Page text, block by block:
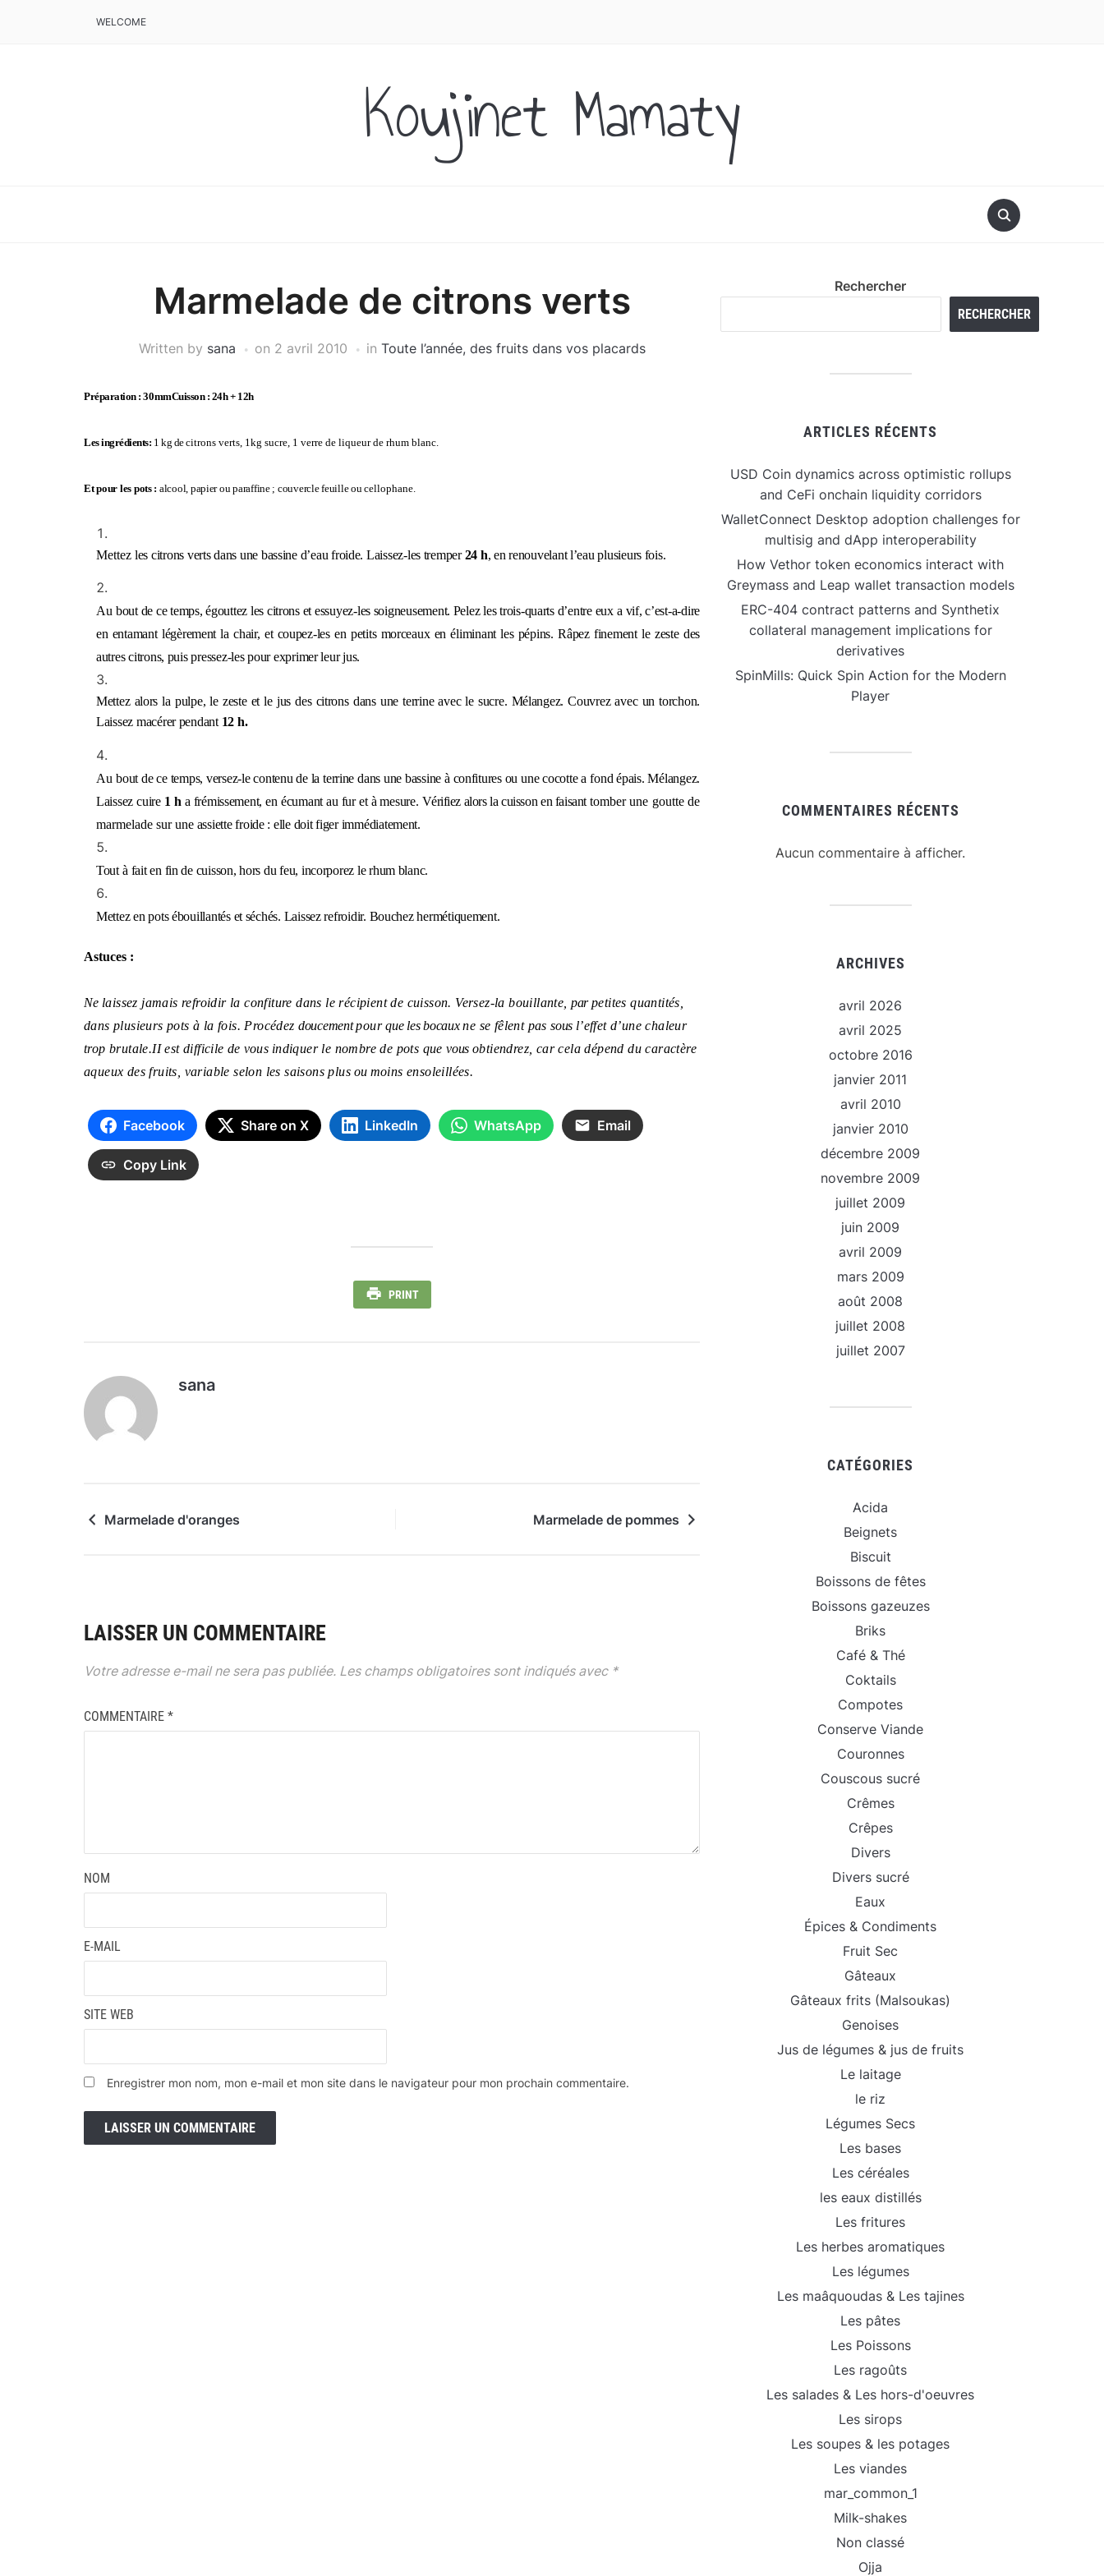
WELCOME
Koujinet Mamaty
Marmelade de citrons verts
Written by sana on 2 avril 2010 in Toute l’année, des fruits dans vos placards
Préparation : 30mmCuisson : 24h + 12h
Les ingrédients: 1 kg decitrons verts, 1kg sucre, 1 verre de liqueur de rhum blanc.
Et pour les pots : alcool, papier ou paraffine ; couvercle feuille ou cellophane.
Mettez les citrons verts dans une bassine d’eau froide. Laissez-les tremper24 h, en renouvelant l’eau plusieurs fois.
Aubout de ce temps, égouttez les citrons et essuyez-les soigneusement. Pelez les trois-quarts d’entre eux a vif, c’est-a-dire
en entamant légèrement la chair, et coupez-les en petits morceaux en éliminant les pépins. Râpez finement le zeste des
autres citrons, puis pressez-les pour exprimer leur jus.
Mettez alors la pulpe, le zeste et le jus des citrons dans une terrine avec le sucre. Mélangez. Couvrez avec un torchon.
Laissez macérer pendant 12h.
Aubout de ce temps, versez-le contenu de la terrine dans une bassine à confitures ou une cocotteafond épais. Mélangez.
Laissez cuire 1 h a frémissement, en écumant au fur et à mesure. Vérifiez alors la cuisson en faisant tomber une goutte de
marmelade sur une assiette froide : elle doit figer immédiatement.
Tout à fait en fin de cuisson, hors du feu, incorporez le rhum blanc.
Mettez en pots ébouillantés et séchés. Laissez refroidir. Bouchez hermétiquement.
Astuces :
Ne laissez jamais refroidir la confiture dans le récipient de cuisson. Versez-la bouillante, parpetites quantités,
dans plusieurs pots à la fois. Procédez doucementpourque les bocauxne se fêlent passous l’effet d’une chaleur
trop brutale.II est difficile devous indiquer le nombre de pots quevous obtiendrez, car cela dépend du caractère
aqueux des fruits, variable selon les saisons plusou moins ensoleillées.
Facebook Share on X LinkedIn WhatsApp Email
Copy Link
PRINT
sana
Marmelade d'oranges Marmelade de pommes
LAISSER UN COMMENTAIRE
Votre adresse e-mail ne sera pas publiée. Les champs obligatoires sont indiqués avec *
COMMENTAIRE *
NOM
E-MAIL
SITE WEB
Enregistrer mon nom, mon e-mail et mon site dans le navigateur pour mon prochain commentaire.
Rechercher
RECHERCHER
ARTICLES RÉCENTS
USD Coin dynamics across optimistic rollups
and CeFi onchain liquidity corridors
WalletConnect Desktop adoption challenges for
multisig and dApp interoperability
How Vethor token economics interact with
Greymass and Leap wallet transaction models
ERC-404 contract patterns and Synthetix
collateral management implications for
derivatives
SpinMills: Quick Spin Action for the Modern
Player
COMMENTAIRES RÉCENTS
Aucun commentaire à afficher.
ARCHIVES
avril 2026
avril 2025
octobre 2016
janvier 2011
avril 2010
janvier 2010
décembre 2009
novembre 2009
juillet 2009
juin 2009
avril 2009
mars 2009
août 2008
juillet 2008
juillet 2007
CATÉGORIES
Acida
Beignets
Biscuit
Boissons de fêtes
Boissons gazeuzes
Briks
Café & Thé
Coktails
Compotes
Conserve Viande
Couronnes
Couscous sucré
Crêmes
Crêpes
Divers
Divers sucré
Eaux
Épices & Condiments
Fruit Sec
Gâteaux
Gâteaux frits (Malsoukas)
Genoises
Jus de légumes & jus de fruits
Le laitage
le riz
Légumes Secs
Les bases
Les céréales
les eaux distillés
Les fritures
Les herbes aromatiques
Les légumes
Les maâquoudas & Les tajines
Les pâtes
Les Poissons
Les ragoûts
Les salades & Les hors-d'oeuvres
Les sirops
Les soupes & les potages
Les viandes
mar_common_1
Milk-shakes
Non classé
Ojja